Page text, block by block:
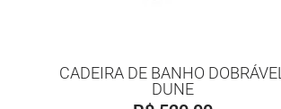
CADEIRA DE BANHO DOBRÁVEL
DUNE